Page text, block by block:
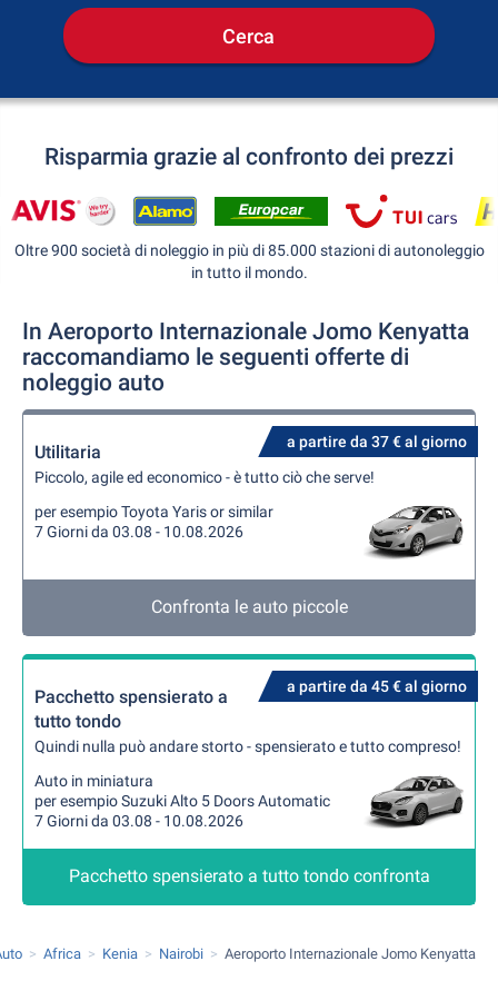
Cerca
Risparmia grazie al confronto dei prezzi
Oltre 900 società di noleggio in più di 85.000 stazioni di autonoleggio
in tutto il mondo.
In Aeroporto Internazionale Jomo Kenyatta
raccomandiamo le seguenti offerte di
noleggio auto
a partire da 37 € al giorno
Utilitaria
Piccolo, agile ed economico - è tutto ciò che serve!
per esempio Toyota Yaris or similar
7 Giorni da 03.08 - 10.08.2026
Confronta le auto piccole
a partire da 45 € al giorno
Pacchetto spensierato a
tutto tondo
Quindi nulla può andare storto - spensierato e tutto compreso!
Auto in miniatura
per esempio Suzuki Alto 5 Doors Automatic
7 Giorni da 03.08 - 10.08.2026
Pacchetto spensierato a tutto tondo confronta
Africa Kenia Nairobi Aeroporto Internazionale Jomo Kenyatta